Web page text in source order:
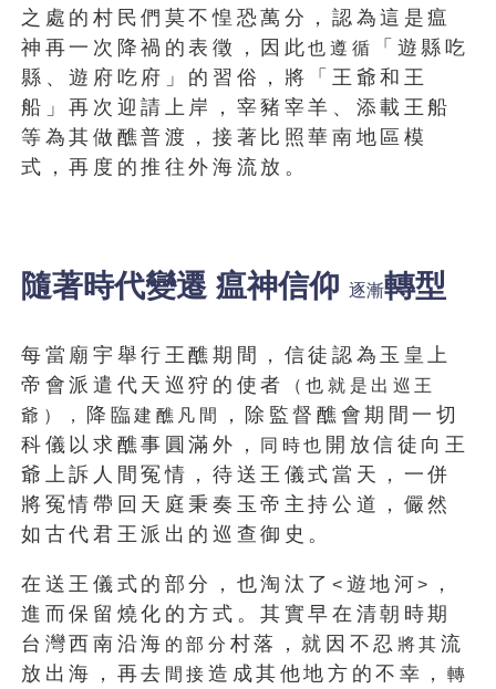
之處的村民們莫不惶恐萬分，認為這是瘟
神再一次降禍的表徵，因此也遵循
「遊縣吃
縣、遊府吃府」的習俗，將「王爺和王
船」再次迎請上岸，宰豬宰羊、添載王船
等為其做醮普渡，接著比照華南地區模
式，再度的推往外海流放。
隨著時代變遷 瘟神信仰逐漸轉型
每當廟宇舉行王醮期間，信徒認為玉皇上
帝會派遣代天巡狩的使者
（也就是出巡王
爺），
降臨建醮凡間
，除監督醮會期間一切
科儀以求醮事圓滿外，
同時也 開放信徒向王
爺上訴人間冤情，待送王儀式當天，一併
將冤情帶回天庭秉奏玉帝主持公道，儼然
如古代君王派出的巡查御史。
在送王儀式的部分，也淘汰了 < 遊地河>
，
進而保留燒化的方式。其實早在清朝時期
台灣西南沿海 的部分 村落，就因不忍 將其流
放出海，再去 間接 造成其他地方的不幸， 轉